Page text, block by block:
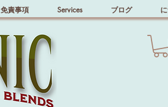
免責事項 Services ブログ